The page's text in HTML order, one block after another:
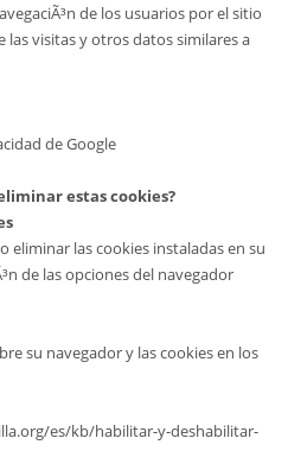
de los usuarios por el sitio
las visitas y otros datos similares a
de Google
estas cookies?
eliminar las cookies instaladas en su
de las opciones del navegador
su navegador y las cookies en los
es/kb/habilitar-y-deshabilitar-